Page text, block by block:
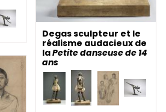
Degas sculpteur et le
réalisme audacieux de
laPetite danseuse de 14
ans